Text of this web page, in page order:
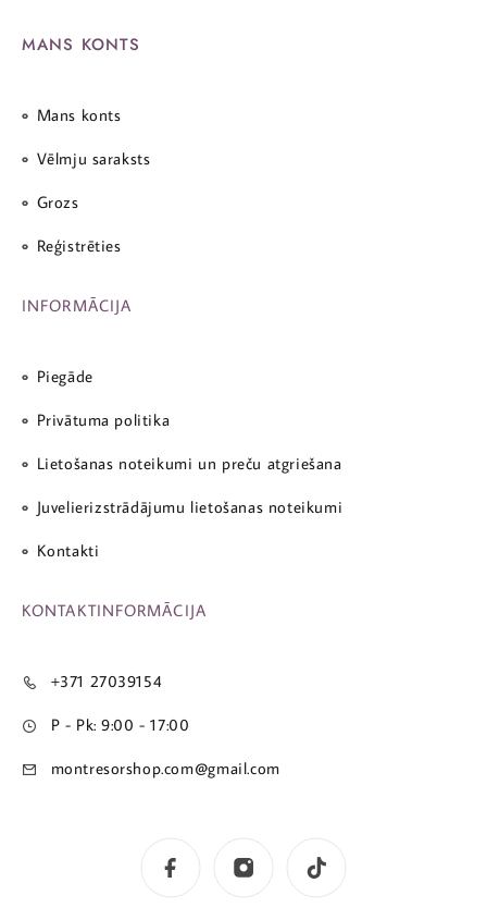
MANS KONTS
Mans konts
Vēlmju saraksts
Grozs
Reģistrēties
INFORMĀCIJA
Piegāde
Privātuma politika
Lietošanas noteikumi un preču atgriešana
Juvelierizstrādājumu lietošanas noteikumi
Kontakti
KONTAKTINFORMĀCIJA
+371 27039154
P - Pk: 9:00 - 17:00
montresorshop.com@gmail.com